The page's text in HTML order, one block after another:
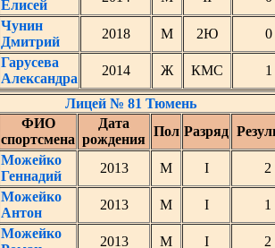
Елисей
Чунин
Дмитрий
2018 М 2Ю 0
Гарусева
Александра
2014 Ж КМС 1
Лицей № 81 Тюмень
ФИО
спортсмена
Дата
рождения
Пол Разряд
Можейко
Геннадий
2013 М I 2
Можейко
Антон
2013 М I 1
Можейко
2013 М I 2